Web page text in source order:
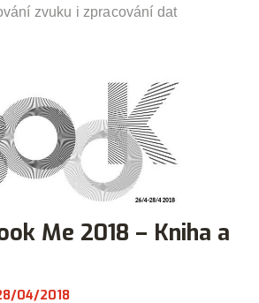
zvuku i zpracování dat
Me 2018 – Kniha a
04/2018